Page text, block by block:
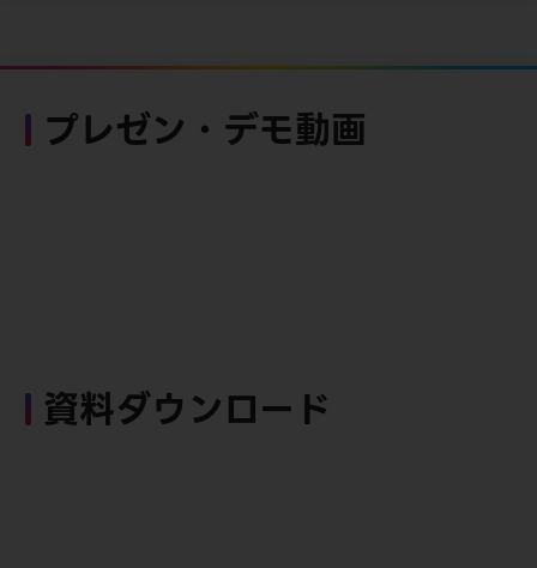
プレゼン・デモ動画
資料ダウンロード